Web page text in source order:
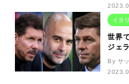
イタ
世界
ジェ
By サ